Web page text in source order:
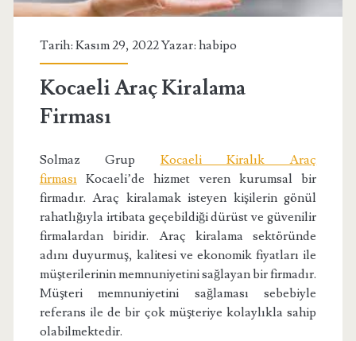
Tarih: Kasım 29, 2022 Yazar: habipo
Kocaeli Araç Kiralama
Firması
Solmaz Grup Kocaeli Kiralık Araç
firması Kocaeli’de hizmet veren kurumsal bir
firmadır. Araç kiralamak isteyen kişilerin gönül
rahatlığıyla irtibata geçebildiği dürüst ve güvenilir
firmalardan biridir. Araç kiralama sektöründe
adını duyurmuş, kalitesi ve ekonomik fiyatları ile
müşterilerinin memnuniyetini sağlayan bir firmadır.
Müşteri memnuniyetini sağlaması sebebiyle
referans ile de bir çok müşteriye kolaylıkla sahip
olabilmektedir.